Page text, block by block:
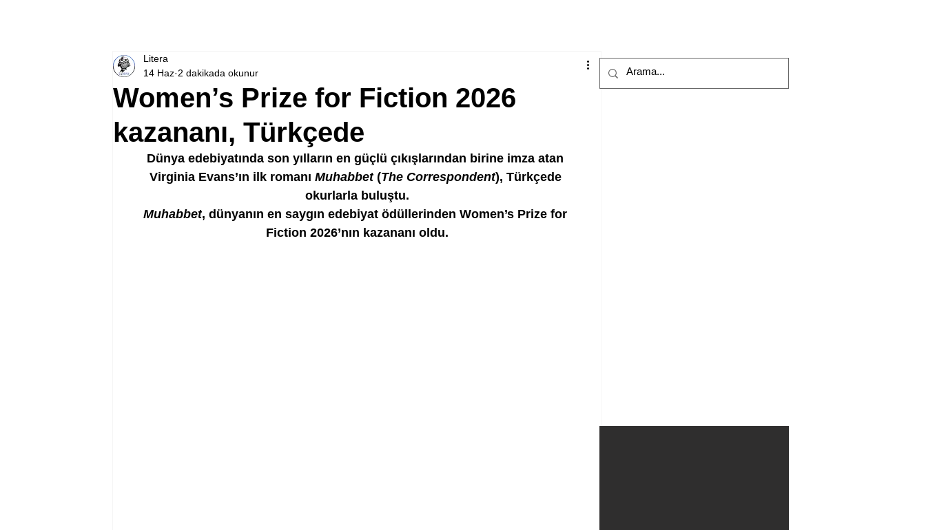
Women’s Prize for Fiction 2026
kazananı, Türkçede
Litera
14 Haz 2 dakikada okunur
Dünya edebiyatında son yılların en güçlü çıkışlarından birine imza atan
Virginia Evans’ın ilk romanı Muhabbet (The Correspondent), Türkçede
okurlarla buluştu.
Muhabbet, dünyanın en saygın edebiyat ödüllerinden Women’s Prize for
Fiction 2026’nın kazananı oldu.